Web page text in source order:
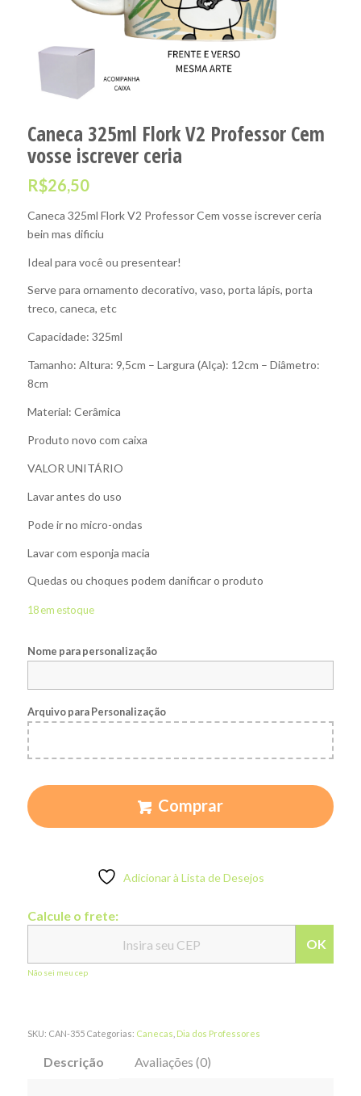
Caneca 325ml Flork V2 Professor Cem
vosse iscrever ceria
R$26,50
Caneca 325ml Flork V2 Professor Cem vosse iscrever ceria
bein mas dificiu
Ideal para você ou presentear!
Serve para ornamento decorativo, vaso, porta lápis, porta
treco, caneca, etc
Capacidade: 325ml
Tamanho: Altura: 9,5cm – Largura (Alça): 12cm – Diâmetro:
8cm
Material: Cerâmica
Produto novo com caixa
VALOR UNITÁRIO
Lavar antes do uso
Pode ir no micro-ondas
Lavar com esponja macia
Quedas ou choques podem danificar o produto
18 em estoque
Nome para personalização
Arquivo para Personalização
Comprar
Adicionar à Lista de Desejos
Calcule o frete:
OK
Não sei meu cep
SKU: CAN-355 Categorias: Canecas Dia dos Professores
Descrição Avaliações (0)